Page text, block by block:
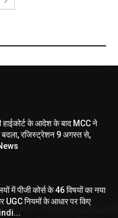
हाईकोर्ट के आदेश के बाद MCC ने
रजिस्ट्रेशन 9 अगस्त से,
में पीजी कोर्स के 46 विषयों का नया
UGC नियमों के आधार पर किए